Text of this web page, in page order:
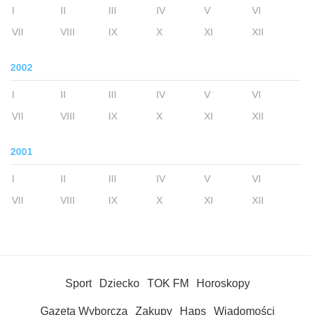
I II III IV V
VI
VII
VIII IX X XI XII
2002
I II III IV V
VI
VII
VIII IX X XI XII
2001
I II III IV V
VI
VII
VIII IX X XI XII
Sport Dziecko TOK FM Horoskopy
Gazeta Wyborcza Zakupy Haps Wiadomości